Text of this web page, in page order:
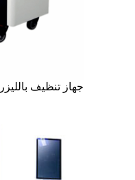
جهاز تنظيف بالليزر